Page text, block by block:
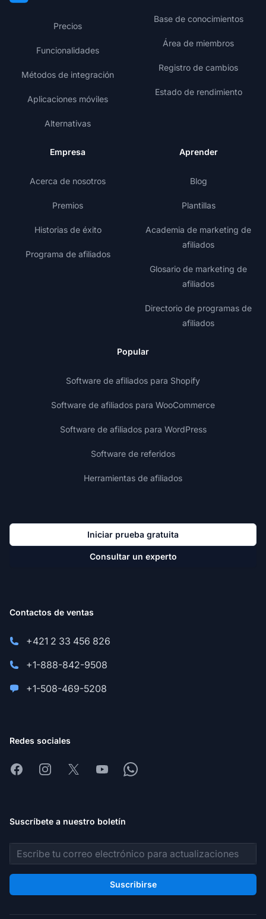
Precios
Funcionalidades
Métodos de integración
Aplicaciones móviles
Alternativas
Base de conocimientos
Área de miembros
Registro de cambios
Estado de rendimiento
Empresa
Acerca de nosotros
Premios
Historias de éxito
Programa de afiliados
Aprender
Blog
Plantillas
Academia de marketing de
afiliados
Glosario de marketing de
afiliados
Directorio de programas de
afiliados
Popular
Software de afiliados para Shopify
Software de afiliados para WooCommerce
Software de afiliados para WordPress
Software de referidos
Herramientas de afiliados
Iniciar prueba gratuita
Consultar un experto
Contactos de ventas
+421 2 33 456 826
+1-888-842-9508
+1-508-469-5208
Redes sociales
FacebookInstagram
X YoutubeWhatsapp
Suscríbete a nuestro boletín
Dirección de correo electrónico
Suscribirse